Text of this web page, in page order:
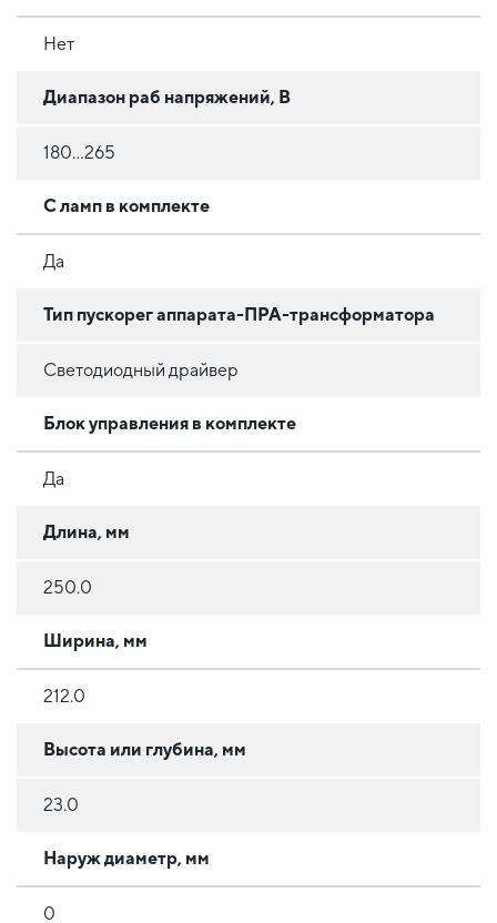
Нет
Диапазон раб напряжений, В
180...265
С ламп в комплекте
Да
Тип пускорег аппарата-ПРА-трансформатора
Светодиодный драйвер
Блок управления в комплекте
Да
Длина, мм
250.0
Ширина, мм
212.0
Высота или глубина, мм
23.0
Наруж диаметр, мм
0